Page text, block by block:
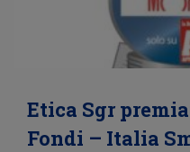
Etica Sgr
Fondi – Italia